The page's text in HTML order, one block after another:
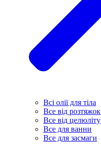
Всі олії для тіла
Все від розтяжок
Все від целюліту
Все для ванни
Все для засмаги